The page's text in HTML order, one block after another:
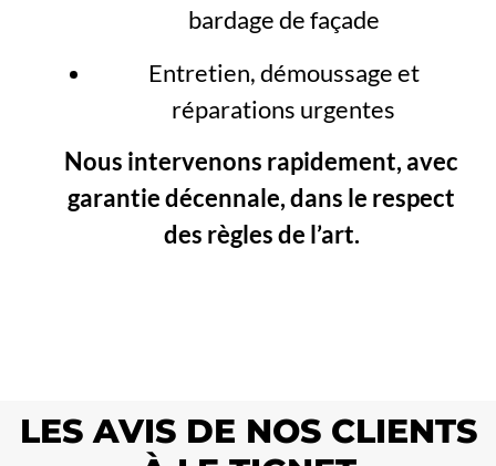
bardage de façade
Entretien, démoussage et
réparations urgentes
Nous intervenons rapidement, avec
garantie décennale, dans le respect
des règles de l’art.
LES AVIS DE NOS CLIENTS